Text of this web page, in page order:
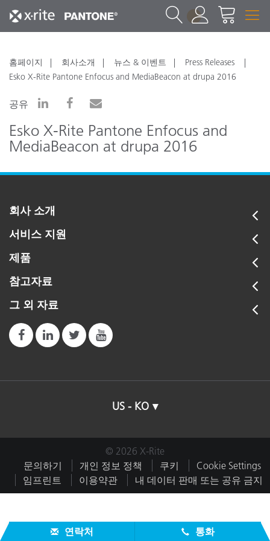
1
홈페이지 회사소개 뉴스 & 이벤트
Press Releases
Esko X-Rite Pantone Enfocus and MediaBeacon at drupa 2016
공유
Esko X-Rite Pantone Enfocus and
MediaBeacon at drupa 2016
회사 소개
서비스 지원
제품
참고자료
그 외 자료
US - KO
© 2026 X-Rite
문의하기
개인 정보 정책 쿠키
Cookie Settings
임프린트
이용약관 내 데이터 판매 또는 공유 금지
연락처 통화